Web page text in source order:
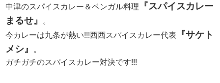
中津のスパイスカレー＆ベンガル料理
『スパイスカレー
まるせ』
。
今カレーは九条が熱い!!!西西スパイスカレー代表
『サケト
メシ』
。
ガチガチのスパイスカレー対決です!!!